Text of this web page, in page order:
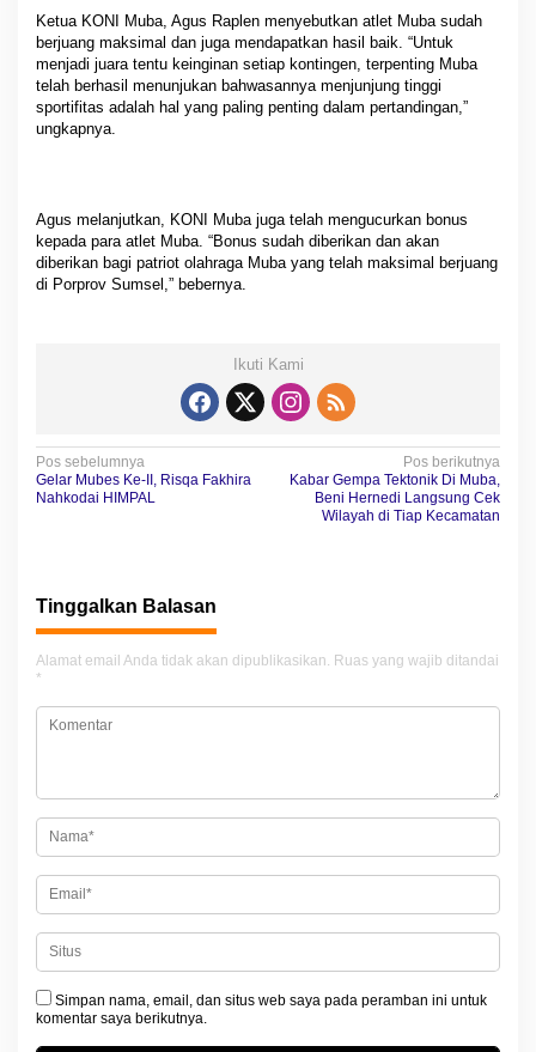
Ketua KONI Muba, Agus Raplen menyebutkan atlet Muba sudah
berjuang maksimal dan juga mendapatkan hasil baik. “Untuk
menjadi juara tentu keinginan setiap kontingen, terpenting Muba
telah berhasil menunjukan bahwasannya menjunjung tinggi
sportifitas adalah hal yang paling penting dalam pertandingan,”
ungkapnya.
Agus melanjutkan, KONI Muba juga telah mengucurkan bonus
kepada para atlet Muba. “Bonus sudah diberikan dan akan
diberikan bagi patriot olahraga Muba yang telah maksimal berjuang
di Porprov Sumsel,” bebernya.
Ikuti Kami
N
a
g
a
s
i
p
s
Pos sebelumnya
Gelar Mubes Ke-II, Risqa Fakhira
Nahkodai HIMPAL
Pos berikutnya
Kabar Gempa Tektonik Di Muba,
Beni Hernedi Langsung Cek
Wilayah di Tiap Kecamatan
Tinggalkan Balasan
Alamat email Anda tidak akan dipublikasikan. Ruas yang wajib ditandai
*
Simpan nama, email, dan situs web saya pada peramban ini untuk
komentar saya berikutnya.